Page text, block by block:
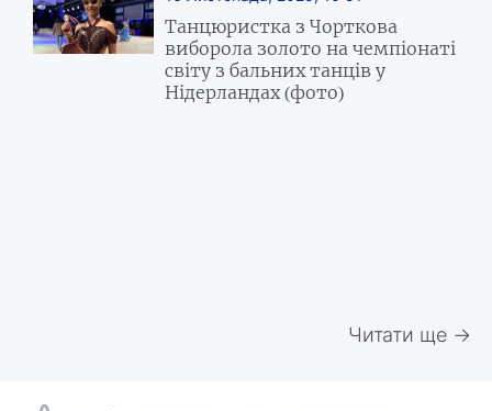
Танцюристка з Чорткова
виборола золото на чемпіонаті
світу з бальних танців у
Нідерландах (фото)
Читати ще →